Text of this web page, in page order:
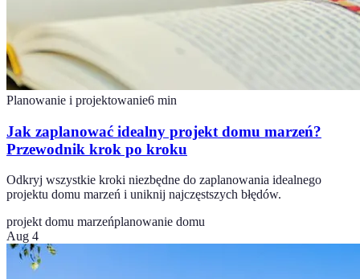
Planowanie i projektowanie6 min
Jak zaplanować idealny projekt domu marzeń?
Przewodnik krok po kroku
Odkryj wszystkie kroki niezbędne do zaplanowania idealnego
projektu domu marzeń i uniknij najczęstszych błędów.
projekt domu marzeńplanowanie domu
Aug 4